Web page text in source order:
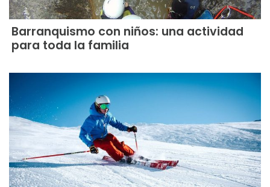
Barranquismo con niños: una actividad
para toda la familia